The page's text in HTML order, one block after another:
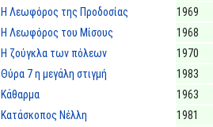
Η Λεωφόρος της Προδοσίας
1969
Η Λεωφόρος του Μίσους
1968
Η ζούγκλα των πόλεων
1970
Θύρα 7 η μεγάλη στιγμή
1983
Κάθαρμα
1963
Κατάσκοπος Νέλλη
1981